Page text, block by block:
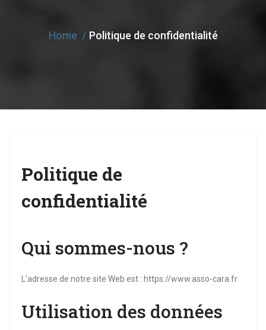
n
n
Home Politique de confidentialité
Politique de
confidentialité
Qui sommes-nous ?
L’adresse de notre site Web est : https://www.asso-cara.fr
Utilisation des données